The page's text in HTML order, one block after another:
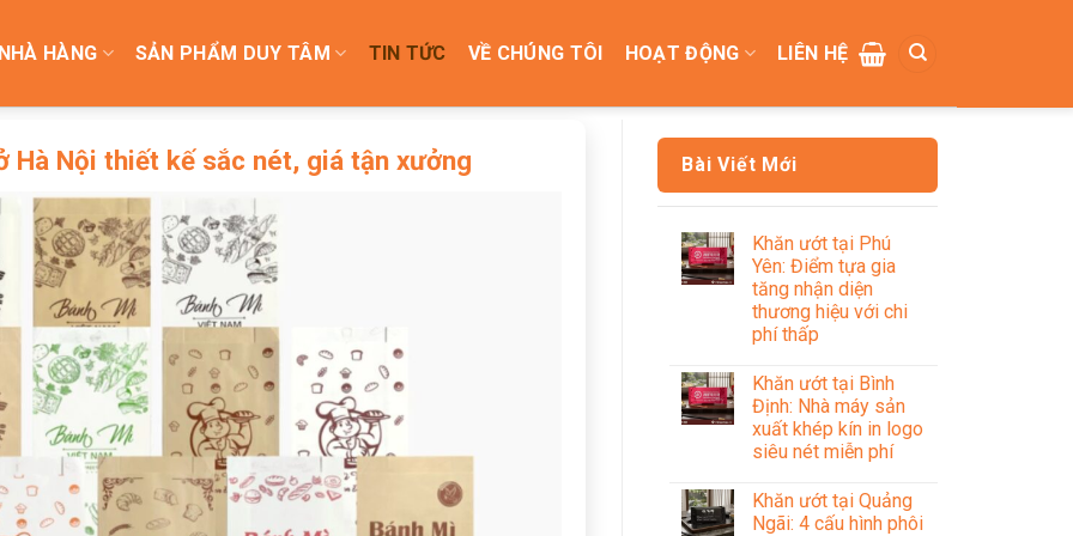
HÀNG SẢN PHẨM DUY TÂM TIN TỨC VỀ CHÚNG TÔI HOẠT ĐỘNG LIÊN HỆ
Hà Nội thiết kế sắc nét, giá tận xưởng Bài Viết Mới
Khăn ướt tại Phú
Yên: Điểm tựa gia
tăng nhận diện
thương hiệu với chi
phí thấp
Khăn ướt tại Bình
Định: Nhà máy sản
xuất khép kín in logo
siêu nét miễn phí
Khăn ướt tại Quảng
Ngãi: 4 cấu hình phôi